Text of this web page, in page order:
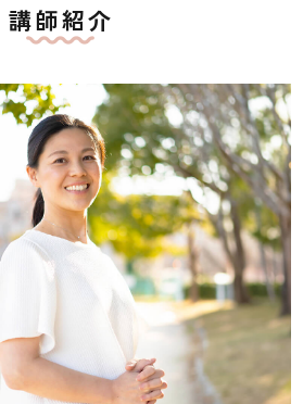
講師紹介